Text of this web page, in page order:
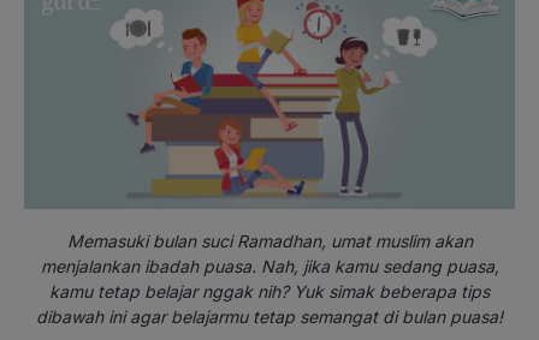
Memasuki bulan suci Ramadhan, umat muslim akan
menjalankan ibadah puasa. Nah, jika kamu sedang puasa,
kamu tetap belajar nggak nih? Yuk simak beberapa tips
dibawah ini agar belajarmu tetap semangat di bulan puasa!